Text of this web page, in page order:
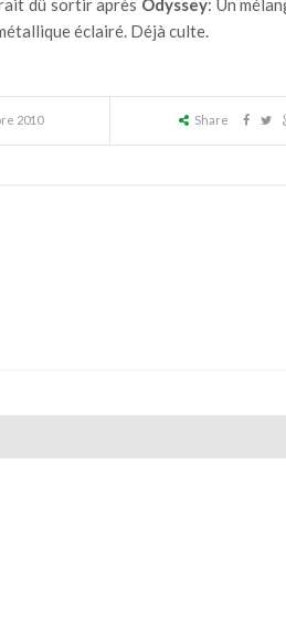
dû sortir après Odyssey: Un
éclairé. Déjà culte.
2010 Share